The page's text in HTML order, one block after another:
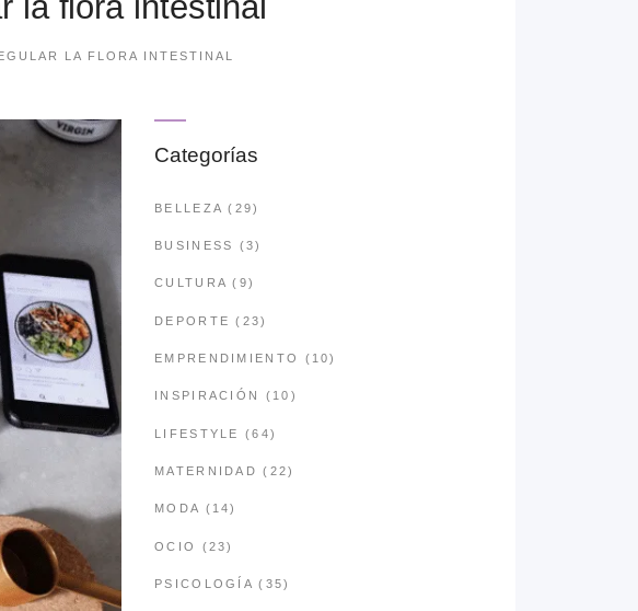
LA FLORA INTESTINAL
Categorías
BELLEZA (29)
BUSINESS (3)
CULTURA (9)
DEPORTE (23)
EMPRENDIMIENTO (10)
INSPIRACIÓN (10)
LIFESTYLE (64)
MATERNIDAD (22)
MODA (14)
OCIO (23)
PSICOLOGÍA (35)